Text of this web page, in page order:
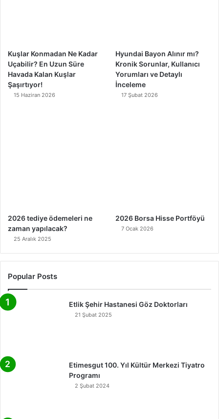
Kuşlar Konmadan Ne Kadar
Uçabilir? En Uzun Süre
Havada Kalan Kuşlar
Şaşırtıyor!
15 Haziran 2026
Hyundai Bayon Alınır mı?
Kronik Sorunlar, Kullanıcı
Yorumları ve Detaylı
İnceleme
17 Şubat 2026
2026 tediye ödemeleri ne
zaman yapılacak?
25 Aralık 2025
2026 Borsa Hisse Portföyü
7 Ocak 2026
Popular Posts
Etlik Şehir Hastanesi Göz Doktorları
21 Şubat 2025
Etimesgut 100. Yıl Kültür Merkezi Tiyatro
Programı
2 Şubat 2024